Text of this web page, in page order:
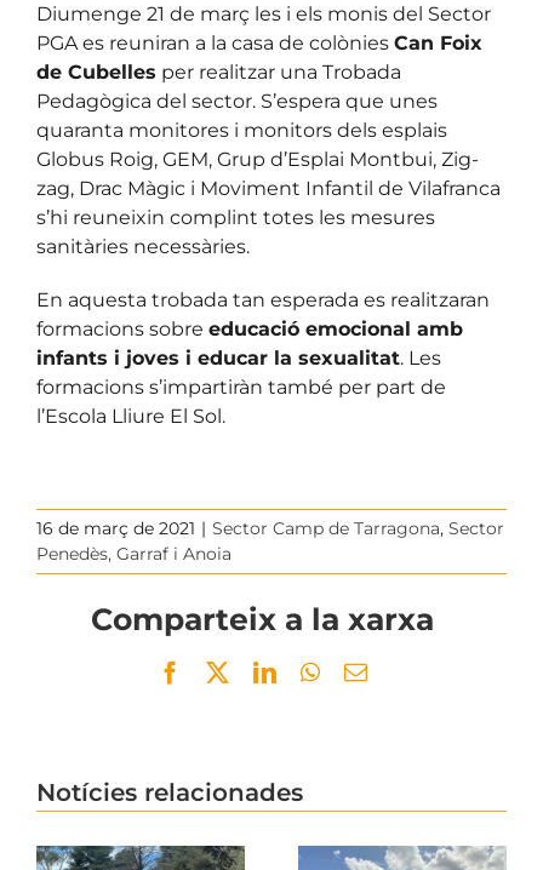
Diumenge 21 de març les i els monis del Sector
PGA es reuniran a la casa de colònies Can Foix
de Cubelles per realitzar una Trobada
Pedagògica del sector. S’espera que unes
quaranta monitores i monitors dels esplais
Globus Roig, GEM, Grup d’Esplai Montbui, Zig-
zag, Drac Màgic i Moviment Infantil de Vilafranca
s’hi reuneixin complint totes les mesures
sanitàries necessàries.
En aquesta trobada tan esperada es realitzaran
formacions sobre educació emocional amb
infants i joves i educar la sexualitat. Les
formacions s’impartiràn també per part de
l’Escola Lliure El Sol.
16 de març de 2021 | Sector Camp de Tarragona, Sector
Penedès, Garraf i Anoia
Comparteix a la xarxa
Facebook
TwitterLinkedInWhatsApp
Email
Notícies relacionades